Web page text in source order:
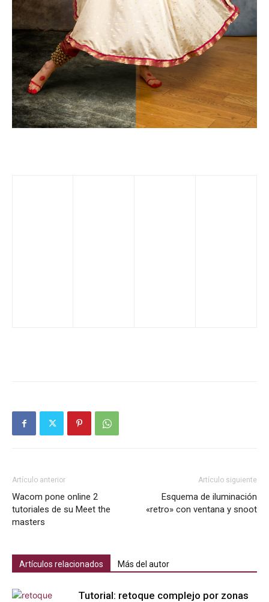
Artículo anterior
Wacom pone online 2
tutoriales de su Meet the
masters
Artículo siguiente
Esquema de iluminación
«retro» con ventana y snoot
Artículos relacionados Más del autor
Tutorial: retoque complejo por zonas